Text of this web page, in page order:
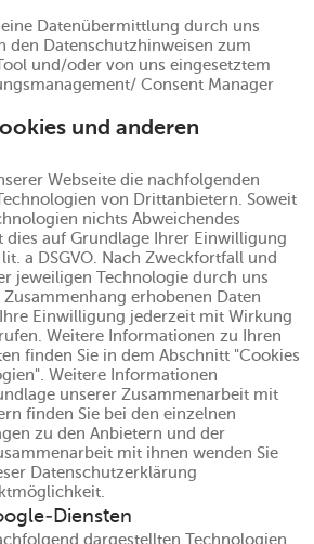
Datenübermittlung durch uns
den Datenschutzhinweisen zum
und/oder von uns eingesetztem
Consent Manager
und anderen
Webseite die nachfolgenden
von Drittanbietern. Soweit
nichts Abweichendes
dies auf Grundlage Ihrer Einwilligung
lit. a DSGVO. Nach Zweckfortfall und
jeweiligen Technologie durch uns
erhobenen Daten
Einwilligung jederzeit mit Wirkung
Weitere Informationen zu Ihren
finden Sie in dem Abschnitt "Cookies
Weitere Informationen
unserer Zusammenarbeit mit
finden Sie bei den einzelnen
zu den Anbietern und der
mit ihnen wenden Sie
Datenschutzerklärung
Diensten
dargestellten Technologien